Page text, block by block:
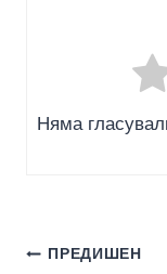
Няма
Навигация
ПРЕДИШЕН